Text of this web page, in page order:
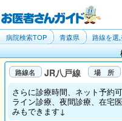
病院検索TOP 青森県 路線を選
JR八戸線
さらに診療時間、ネット予約
ライン診療、夜間診療、在宅
みもできます↓